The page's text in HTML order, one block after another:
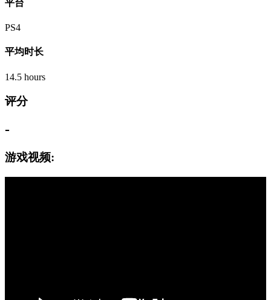
平台
PS4
平均时长
14.5 hours
评分
-
游戏视频: